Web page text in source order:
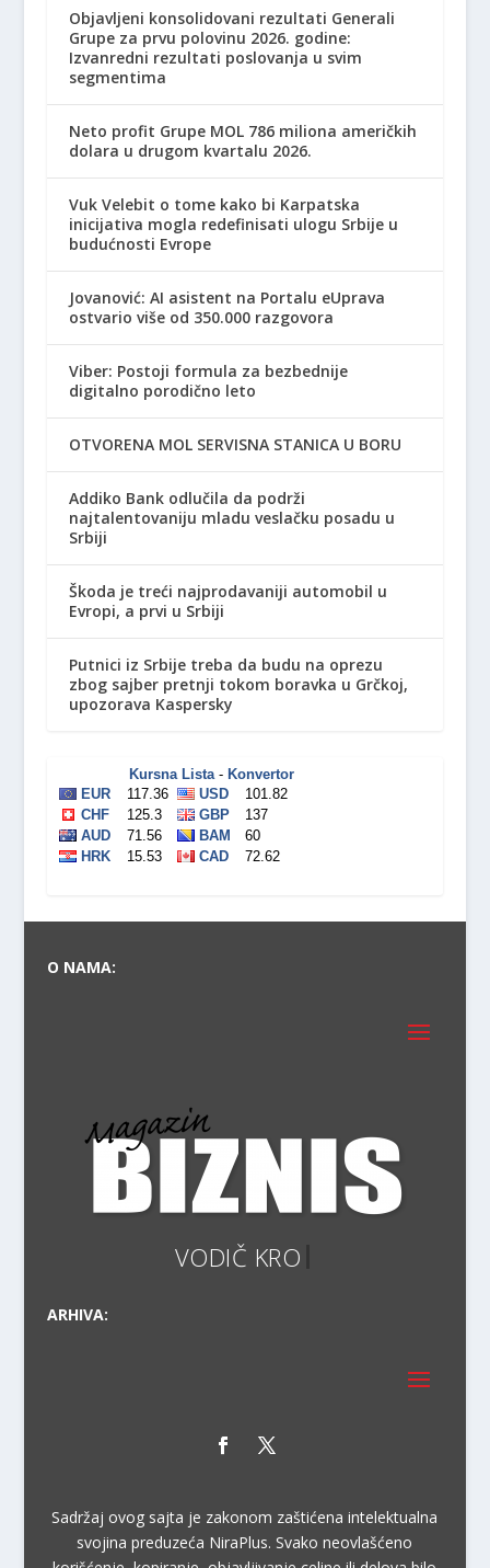
Objavljeni konsolidovani rezultati Generali
Grupe za prvu polovinu 2026. godine:
Izvanredni rezultati poslovanja u svim
segmentima
Neto profit Grupe MOL 786 miliona američkih
dolara u drugom kvartalu 2026.
Vuk Velebit o tome kako bi Karpatska
inicijativa mogla redefinisati ulogu Srbije u
budućnosti Evrope
Jovanović: AI asistent na Portalu eUprava
ostvario više od 350.000 razgovora
Viber: Postoji formula za bezbednije
digitalno porodično leto
OTVORENA MOL SERVISNA STANICA U BORU
Addiko Bank odlučila da podrži
najtalentovaniju mladu veslačku posadu u
Srbiji
Škoda je treći najprodavaniji automobil u
Evropi, a prvi u Srbiji
Putnici iz Srbije treba da budu na oprezu
zbog sajber pretnji tokom boravka u Grčkoj,
upozorava Kaspersky
O NAMA:
ARHIVA:
Sadržaj ovog sajta je zakonom zaštićena intelektualna
svojina preduzeća NiraPlus. Svako neovlašćeno